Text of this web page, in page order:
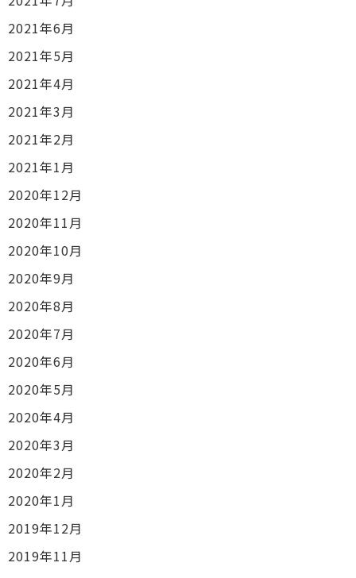
2021年6月
2021年5月
2021年4月
2021年3月
2021年2月
2021年1月
2020年12月
2020年11月
2020年10月
2020年9月
2020年8月
2020年7月
2020年6月
2020年5月
2020年4月
2020年3月
2020年2月
2020年1月
2019年12月
2019年11月